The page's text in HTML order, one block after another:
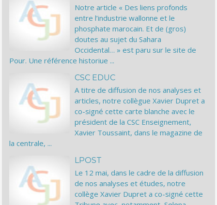
Notre article « Des liens profonds
entre l’industrie wallonne et le
phosphate marocain. Et de (gros)
doutes au sujet du Sahara
Occidental… » est paru sur le site de
Pour. Une référence historiue ...
CSC EDUC
A titre de diffusion de nos analyses et
articles, notre collègue Xavier Dupret a
co-signé cette carte blanche avec le
président de la CSC Enseignement,
Xavier Toussaint, dans le magazine de
la centrale, ...
LPOST
Le 12 mai, dans le cadre de la diffusion
de nos analyses et études, notre
collège Xavier Dupret a co-signé cette